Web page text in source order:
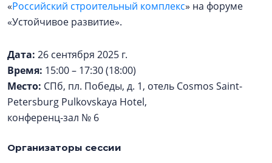
«Российский строительный комплекс» на форуме
«Устойчивое развитие».
Дата: 26 сентября 2025 г.
Время: 15:00 – 17:30 (18:00)
Место: СПб, пл. Победы, д. 1, отель Cosmos Saint-
Petersburg Pulkovskaya Hotel,
конференц-зал № 6
Организаторы сессии